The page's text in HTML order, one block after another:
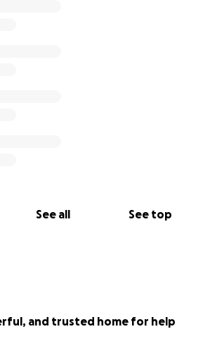
See all See top
and trusted home for help